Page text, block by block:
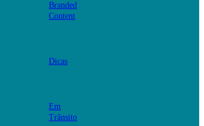
Branded
Content
Dicas
Em
Trânsito